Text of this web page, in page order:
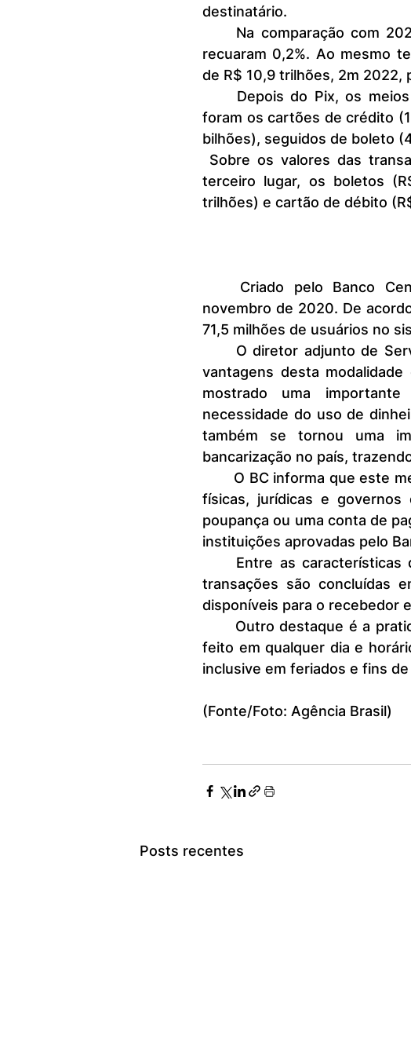
destinatário.
recuaram 0,2%. Ao mesmo
de R$ 10,9 trilhões, 2m 2022,
foram os cartões de crédito
bilhões), seguidos de boleto
Sobre os valores das
terceiro lugar, os boletos
trilhões) e cartão de débito
novembro de 2020. De
71,5 milhões de usuários no
vantagens desta
mostrado uma
necessidade do uso de
também se tornou uma
bancarização no país,
físicas, jurídicas e
poupança ou uma conta de
instituições aprovadas pelo
transações são concluídas
disponíveis para o recebedor
feito em qualquer dia e
inclusive em feriados e fins de
(Fonte/Foto: Agência Brasil)
Posts recentes